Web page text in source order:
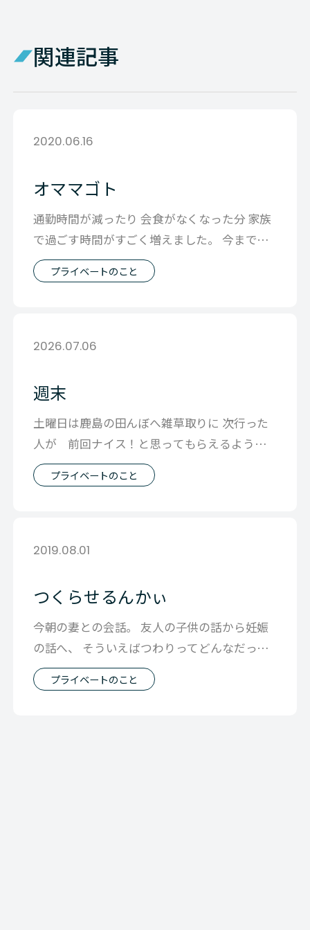
関連記事
2020.06.16
オママゴト
通勤時間が減ったり 会食がなくなった分 家族
で過ごす時間がすごく増えました。 今までは
週に１回ご飯を一緒に食べるか？だっ
プライベートのこと
2026.07.06
週末
土曜日は鹿島の田んぼへ雑草取りに 次行った
人が 前回ナイス！と思ってもらえるような
雑草とりをめざして この２週間で生え
プライベートのこと
2019.08.01
つくらせるんかぃ
今朝の妻との会話。 友人の子供の話から妊娠
の話へ、 そういえばつわりってどんなだった
っけ？ とか話してたら 妻が初めての
プライベートのこと